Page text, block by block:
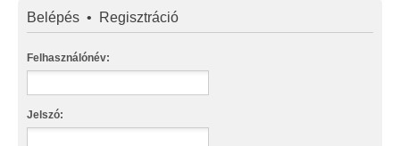
Belépés • Regisztráció
Felhasználónév:
Jelszó: